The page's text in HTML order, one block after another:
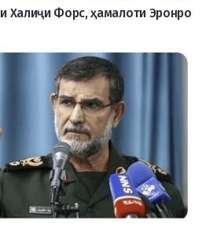
Халиҷи Форс, ҳамалоти Эронро